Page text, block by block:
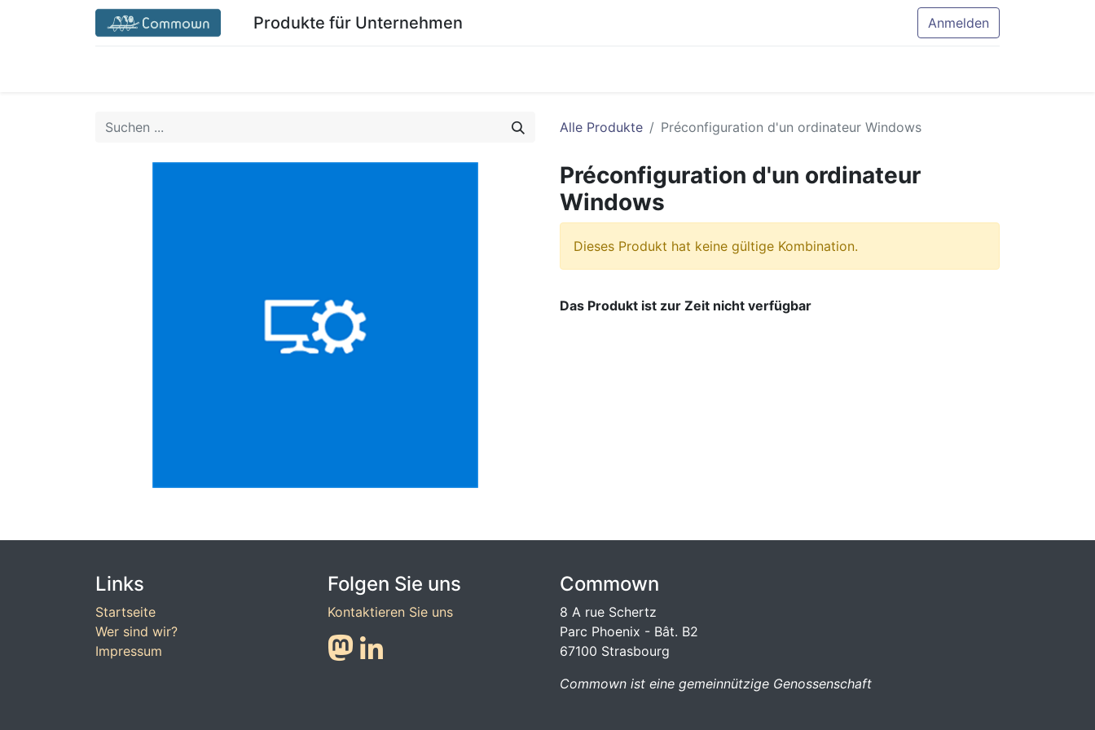
Produkte für Unternehmen Anmelden
Alle Produkte Préconfiguration d'un ordinateur Windows
Préconfiguration d'un ordinateur
Windows
Dieses Produkt hat keine gültige Kombination.
Das Produkt ist zur Zeit nicht verfügbar
Links
Startseite
Wer sind wir?
Impressum
Folgen Sie uns
Kontaktieren Sie uns
Commown
8 A rue Schertz
Parc Phoenix - Bât. B2
67100 Strasbourg
Commown ist eine gemeinnützige Genossenschaft